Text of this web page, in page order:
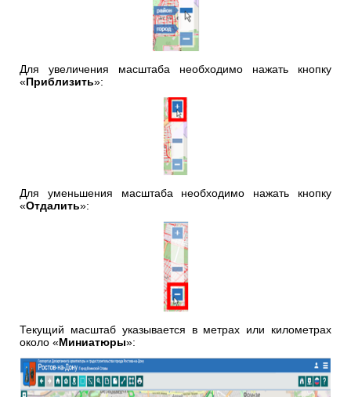
Для увеличения масштаба необходимо нажать кнопку
«Приблизить»:
Для уменьшения масштаба необходимо нажать кнопку
«Отдалить»:
Текущий масштаб указывается в метрах или километрах
около «Миниатюры»: